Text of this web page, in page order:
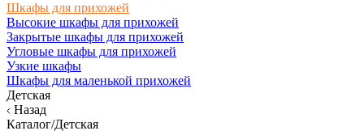
Шкафы для прихожей
Высокие шкафы для прихожей
Закрытые шкафы для прихожей
Угловые шкафы для прихожей
Узкие шкафы
Шкафы для маленькой прихожей
Детская
Назад
Каталог/Детская